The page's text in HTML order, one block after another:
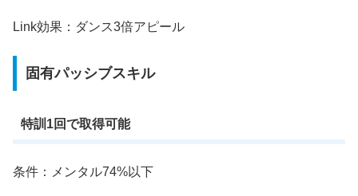
Link効果：ダンス3倍アピール
固有パッシブスキル
特訓1回で取得可能
条件：メンタル74%以下